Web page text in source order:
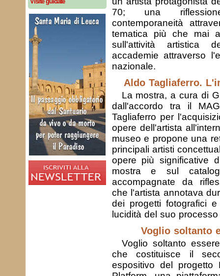
70; una
contemporaneità
tematica più che mai
sull'attività artistica
accademie attraverso
nazionale.
Aldo Tagliaferro.
La mostra, a cura di
dall'accordo tra il
Tagliaferro per
opere dell'artista
museo e propone una
principali artisti
opere più significative
mostra e sul
accompagnate da
che l'artista annotava
dei progetti fotografici
lucidità del suo
Voglio soltanto
Voglio soltanto
che costituisce il
espositivo del progetto